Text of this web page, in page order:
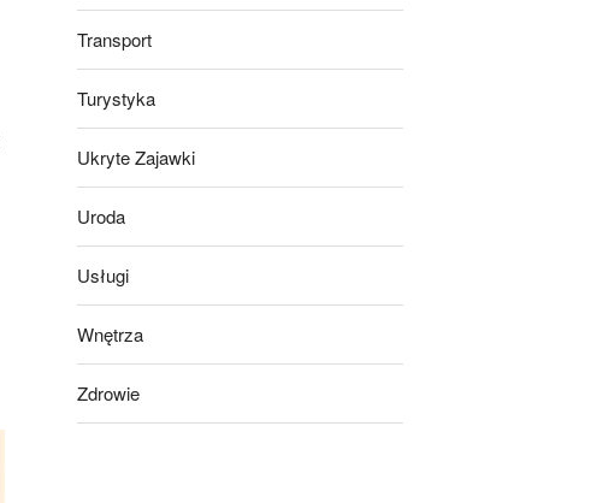
Transport
Turystyka
Ukryte Zajawki
Uroda
Usługi
Wnętrza
Zdrowie